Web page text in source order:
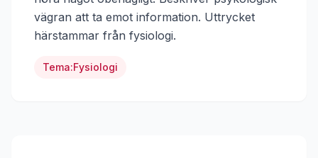
vägran att ta emot information. Uttrycket
härstammar från fysiologi.
Tema:Fysiologi